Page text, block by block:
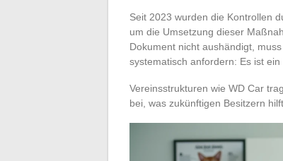
Seit 2023 wurden die Kontrollen
um die Umsetzung dieser
Dokument nicht aushändigt,
systematisch anfordern: Es ist ein
Vereinsstrukturen wie WD Car
bei, was zukünftigen Besitzern